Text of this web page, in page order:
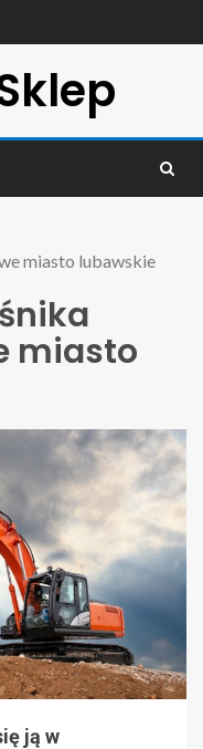
miasto lubawskie
miasto
ją w